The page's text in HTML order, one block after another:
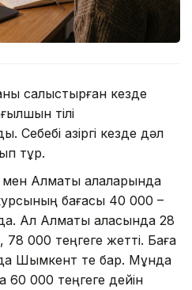
салыстырған кезде
тілі
Себебі қазіргі кезде дәл
тұр.
Алматы қалаларында
бағасы 40 000 –
Ал Алматы қаласында 28
000 теңгеге жетті. Баға
Шымкент те бар. Мұнда
60 000 теңгеге дейін